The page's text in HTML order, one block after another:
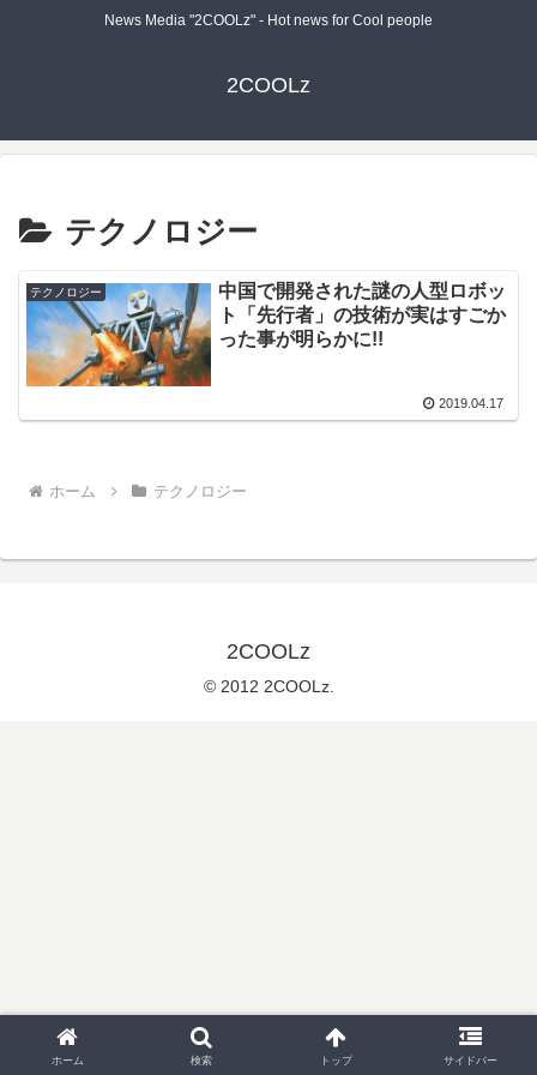
News Media "2COOLz" - Hot news for Cool people
2COOLz
テクノロジー
テクノロジー
中国で開発された謎の人型ロボッ
ト「先行者」の技術が実はすごか
った事が明らかに!!
2019.04.17
ホーム テクノロジー
2COOLz
© 2012 2COOLz.
ホーム 検索 トップ サイドバー